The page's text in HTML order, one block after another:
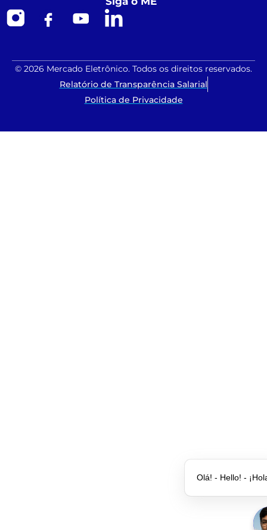
© 2026 Mercado Eletrônico. Todos os direitos reservados.
Relatório de Transparência Salarial
Política de Privacidade
Olá! - Hello! -